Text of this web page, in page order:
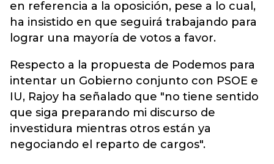
en referencia a la oposición, pese a lo cual,
ha insistido en que seguirá trabajando para
lograr una mayoría de votos a favor.
Respecto a la propuesta de Podemos para
intentar un Gobierno conjunto con PSOE e
IU, Rajoy ha señalado que "no tiene sentido
que siga preparando mi discurso de
investidura mientras otros están ya
negociando el reparto de cargos".